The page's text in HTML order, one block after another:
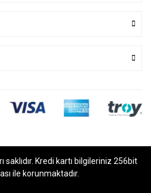
Kredi kartı bilgileriniz 256bit
ile korunmaktadır.